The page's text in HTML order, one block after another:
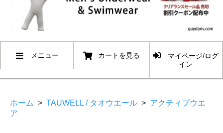
メニュー カートを見る
マイページ/ログ
イン
ホーム > TAUWELL / タオウエール > アクティブウエ
ア